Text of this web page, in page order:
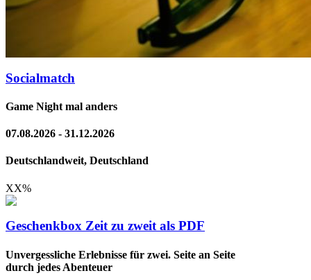
Socialmatch
Game Night mal anders
07.08.2026 - 31.12.2026
Deutschlandweit, Deutschland
XX%
Geschenkbox Zeit zu zweit als PDF
Unvergessliche Erlebnisse für zwei. Seite an Seite
durch jedes Abenteuer